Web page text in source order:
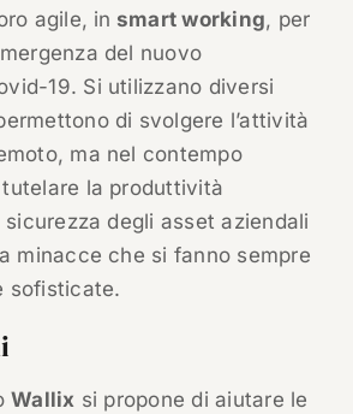
agile, in smart working, per
del nuovo
19. Si utilizzano diversi
di svolgere l’attività
ma nel contempo
la produttività
degli asset aziendali
minacce che si fanno sempre
sofisticate.
Wallix si propone di aiutare le